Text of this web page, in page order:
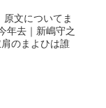
文についてま
年去｜新嶋守之
のまよひは誰